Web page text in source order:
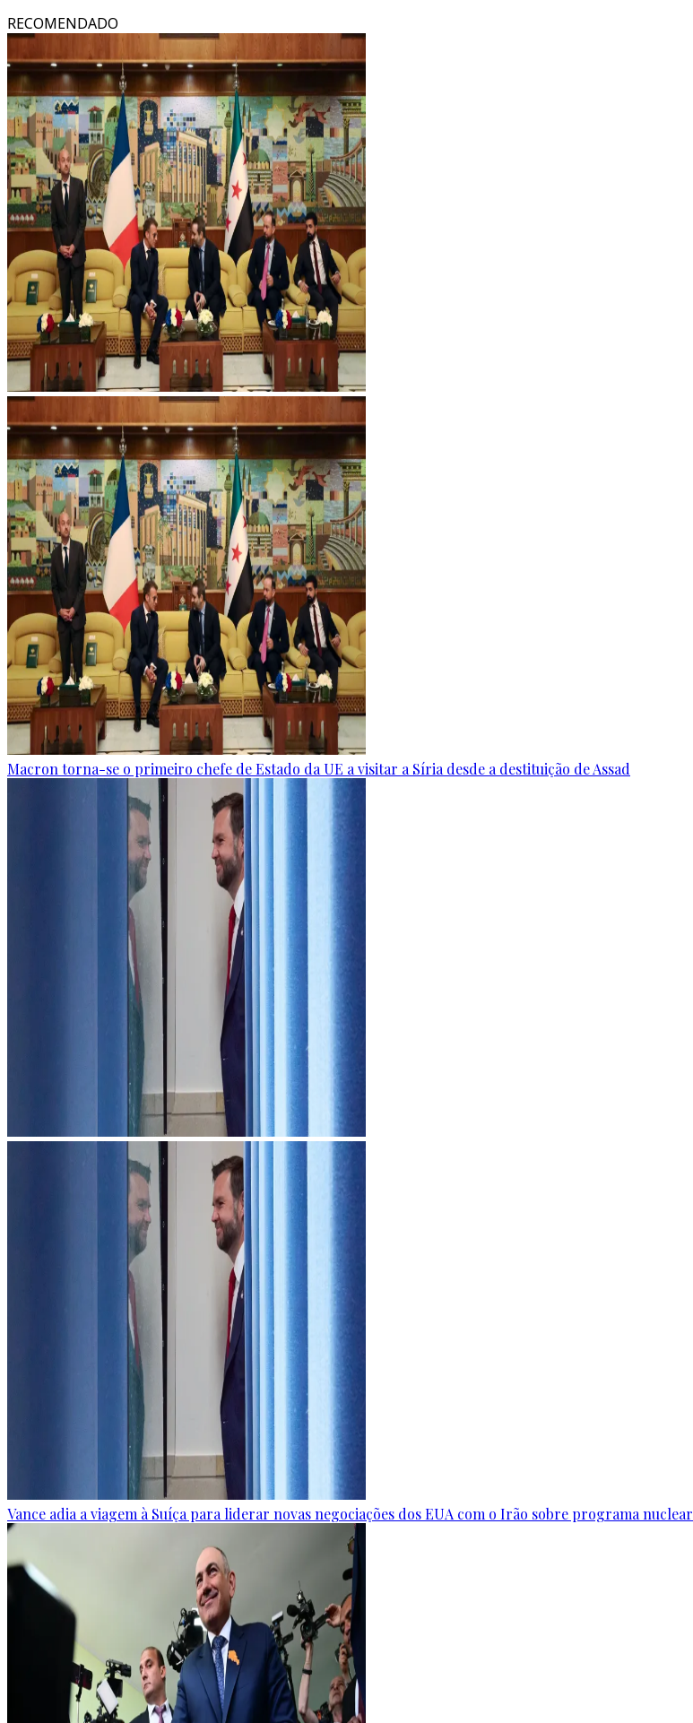
RECOMENDADO
Macron torna-se o primeiro chefe de Estado da UE a visitar a Síria desde a destituição de Assad
Vance adia a viagem à Suíça para liderar novas negociações dos EUA com o Irão sobre programa nuclear